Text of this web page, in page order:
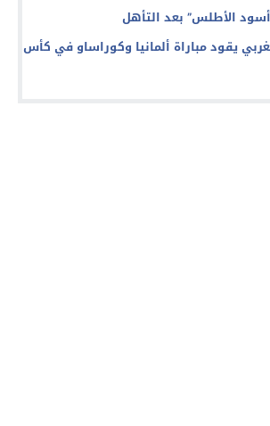
الأطلس” بعد التأهل
يقود مباراة ألمانيا وكوراساو في كأس